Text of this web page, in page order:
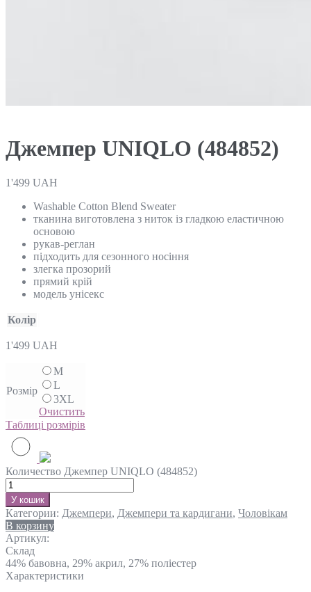
Джемпер UNIQLO (484852)
1'499 UAH
Washable Cotton Blend Sweater
тканина виготовлена з ниток із гладкою еластичною
основою
рукав-реглан
підходить для сезонного носіння
злегка прозорий
прямий крій
модель унісекс
Колір
1'499 UAH
Розмір
M
L
3XL
Очистить
Таблиці розмірів
Количество Джемпер UNIQLO (484852)
У кошик
Категории: Джемпери, Джемпери та кардигани, Чоловікам
В корзину
Артикул:
Склад
44% бавовна, 29% акрил, 27% поліестер
Характеристики